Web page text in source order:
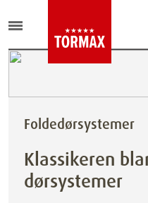
Foldedørsystemer
Klassikeren
dørsystemer